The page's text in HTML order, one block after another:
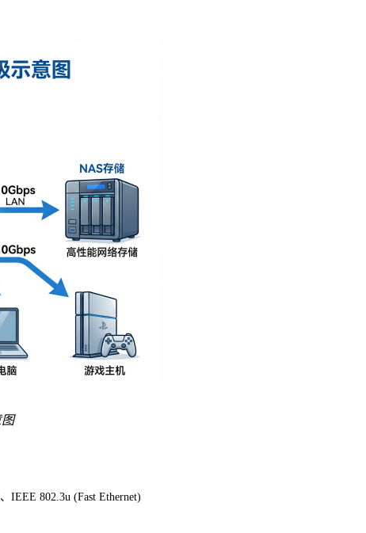
IEEE 802.3u (Fast Ethernet)